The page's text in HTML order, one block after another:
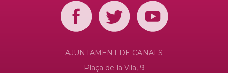
AJUNTAMENT DE CANALS
Plaça de la Vila, 9